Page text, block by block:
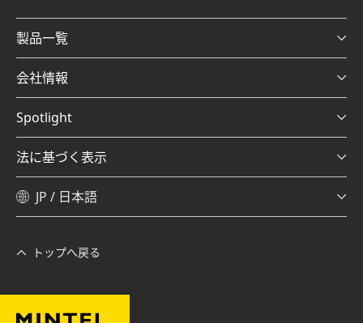
製品一覧
会社情報
Spotlight
法に基づく表示
JP / 日本語
トップへ戻る